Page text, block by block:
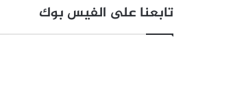
تابعنا على الفيس بوك